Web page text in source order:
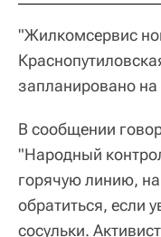
"Жилкомсервис
запланировано
В сообщении
"Народный
горячую линию,
обратиться, если
сосульки.